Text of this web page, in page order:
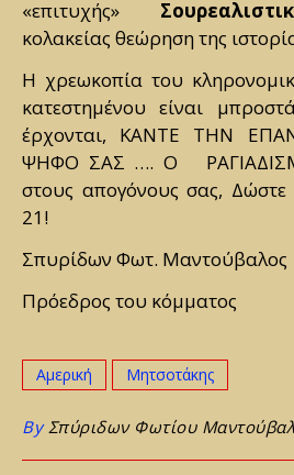
«επιτυχής»
κολακείας θεώρηση της
Η χρεωκοπία του
κατεστημένου είναι
έρχονται, ΚΑΝΤΕ ΤΗΝ
ΨΗΦΟ ΣΑΣ …. Ο
στους απογόνους σας,
21!
Σπυρίδων Φωτ. Μαντούβαλος
Πρόεδρος του κόμματος
Αμερική Μητσοτάκης
ByΣπύριδων Φωτίου